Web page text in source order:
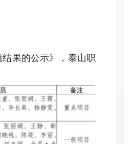
果的公示》，泰山职